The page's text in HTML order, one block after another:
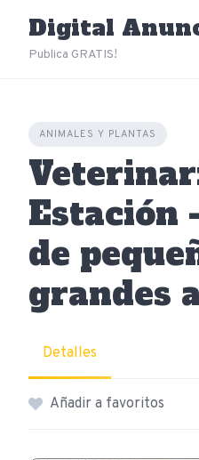
content
Digital
Publica GRATIS!
ANIMALES Y PLANTAS
Estación
de
grandes
Detalles
Añadir a favoritos